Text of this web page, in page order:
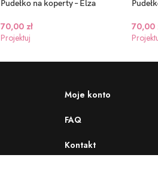
Pudełko na koperty – Elza
70,00 zł
Projektuj
70,00
Moje konto
FAQ
Kontakt